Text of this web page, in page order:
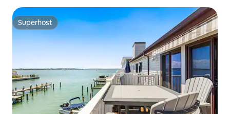
Superhost
Superhost